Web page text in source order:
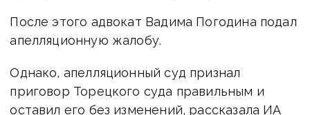
После этого адвокат Вадима Погодина подал
апелляционную жалобу.
Однако, апелляционный суд признал
приговор Торецкого суда правильным и
оставил его без изменений, рассказала ИА